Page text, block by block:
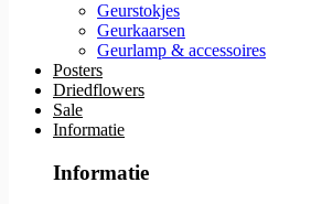
Geurstokjes
Geurkaarsen
Geurlamp & accessoires
Posters
Driedflowers
Sale
Informatie
Informatie